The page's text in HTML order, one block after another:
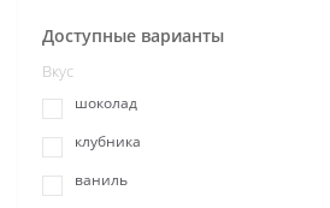
Доступные варианты
Вкус
шоколад
клубника
ваниль